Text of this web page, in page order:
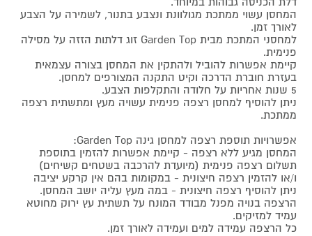
המחסן עשוי ממתכת מגולוונת ונצבע בתנור, לשמירה על הצבע
לאורך זמן.
למחסני המתכת מבית Garden Top זוג דלתות הזזה על מסילה
פנימית.
קיימת אפשרות להוביל ולהתקין את המחסן בצורה עצמאית
בעזרת חוברת הדרכה וקיט התקנה המצורפים למחסן.
5 שנות אחריות על חלודה והתקלפות הצבע.
ניתן להוסיף למחסן רצפה פנימית עשויה מעץ ומתשתית רצפה
ממתכת.
אפשרויות תוספת רצפה למחסן גינה Garden Top:
המחסן מגיע ללא רצפה - קיימת אפשרות להזמין בתוספת
תשלום רצפה פנימית (מיועדת להרכבה בשטחים קשיחים)
ו/או להזמין רצפה חיצונית - במקומות בהם אין קרקע יציבה
ניתן להוסיף רצפה חיצונית - במה מעץ עליה יושב המחסן.
הרצפה בנויה מפנל מבודד המונח על תשתית עץ ירוק מחוטא
עמיד למזיקים.
כל הרצפה עמידה למים ועמידה לאורך זמן.